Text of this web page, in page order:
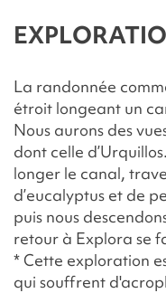
La randonnée
étroit longeant un
Nous aurons des
dont celle
longer le canal,
d’eucalyptus et de
puis nous
retour à Explora se
* Cette exploration
qui souffrent